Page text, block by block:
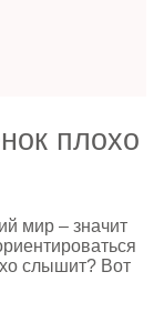
плохо
мир – значит
слышит? Вот